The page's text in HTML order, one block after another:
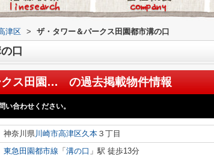
津区 > ザ・タワー＆パークス田園都市溝の口
口
ザ・タワー＆パークス田園都市溝の口 の過去掲載物件情報
い合わせください。
神奈川県川崎市高津区久本 ３丁目
東急田園都市線 「 溝の口 」駅 徒歩13分